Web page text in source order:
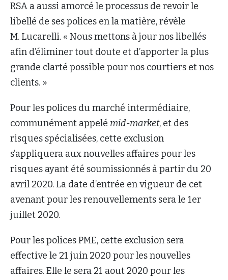
RSA a aussi amorcé le processus de revoir le
libellé de ses polices en la matière, révèle
M. Lucarelli. « Nous mettons à jour nos libellés
afin d’éliminer tout doute et d’apporter la plus
grande clarté possible pour nos courtiers et nos
clients. »
Pour les polices du marché intermédiaire,
communément appelé mid-market, et des
risques spécialisées, cette exclusion
s’appliquera aux nouvelles affaires pour les
risques ayant été soumissionnés à partir du 20
avril 2020. La date d’entrée en vigueur de cet
avenant pour les renouvellements sera le 1er
juillet 2020.
Pour les polices PME, cette exclusion sera
effective le 21 juin 2020 pour les nouvelles
affaires. Elle le sera 21 aout 2020 pour les